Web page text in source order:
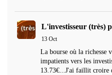
L'investisseur (très)
13 Oct
La bourse où la richesse
impatients vers les
13.73€...J'ai faillit croire